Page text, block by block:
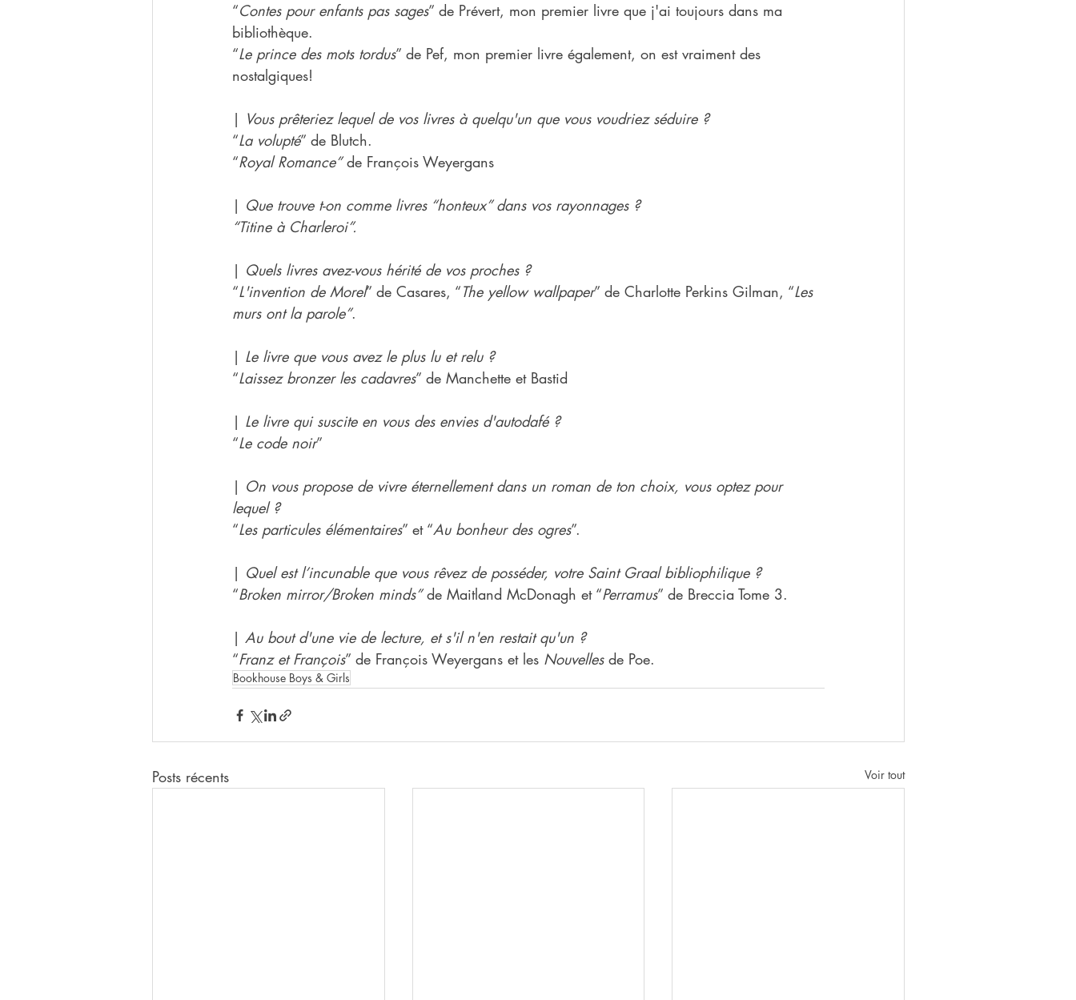
“Contes pour enfants pas sages” de Prévert, mon premier livre que j'ai toujours dans ma
bibliothèque.
“Le prince des mots tordus” de Pef, mon premier livre également, on est vraiment des
nostalgiques!
| Vous prêteriez lequel de vos livres à quelqu'un que vous voudriez séduire ?
“La volupté” de Blutch.
“Royal Romance” de François Weyergans
| Que trouve t-on comme livres “honteux” dans vos rayonnages ?
“Titine à Charleroi”.
| Quels livres avez-vous hérité de vos proches ?
“L'invention de Morel” de Casares, “The yellow wallpaper” de Charlotte Perkins Gilman, “Les
murs ont la parole”.
| Le livre que vous avez le plus lu et relu ?
“Laissez bronzer les cadavres” de Manchette et Bastid
| Le livre qui suscite en vous des envies d'autodafé ?
“Le code noir”
| On vous propose de vivre éternellement dans un roman de ton choix, vous optez pour
lequel ?
“Les particules élémentaires” et “Au bonheur des ogres”.
| Quel est l’incunable que vous rêvez de posséder, votre Saint Graal bibliophilique ?
“Broken mirror/Broken minds” de Maitland McDonagh et “Perramus” de Breccia Tome 3.
| Au bout d'une vie de lecture, et s'il n'en restait qu'un ?
“Franz et François” de François Weyergans et les Nouvelles de Poe.
Bookhouse Boys & Girls
Posts récents Voir tout